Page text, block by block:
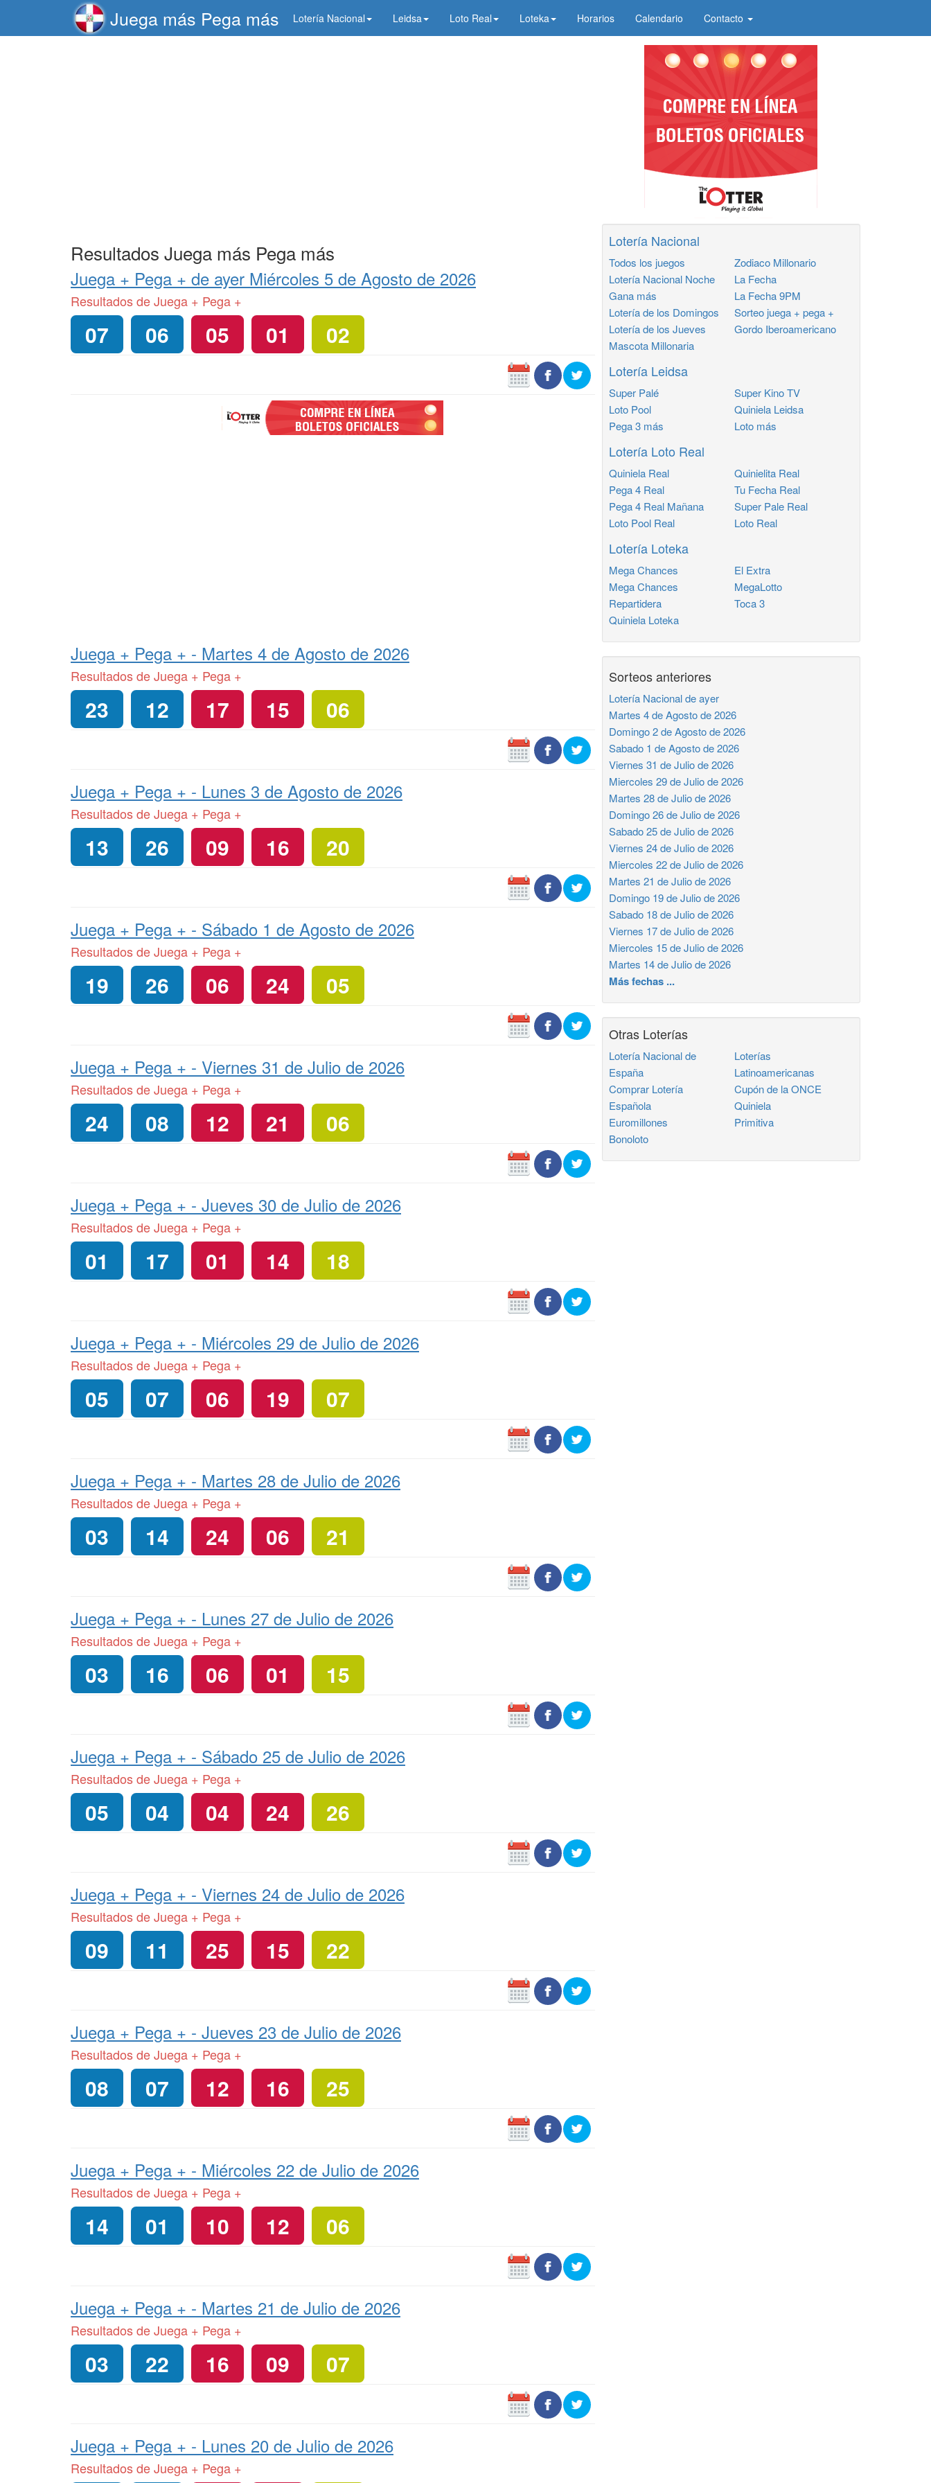
Juega más Pega más Lotería Nacional Leidsa Loto Real Loteka Horarios Calendario Contacto
Resultados Juega más Pega más
Juega + Pega + de ayer Miércoles 5 de Agosto de 2026
Resultados de Juega + Pega +
07 06 05 01 02
Juega + Pega + - Martes 4 de Agosto de 2026
Resultados de Juega + Pega +
23 12 17 15 06
Juega + Pega + - Lunes 3 de Agosto de 2026
Resultados de Juega + Pega +
13 26 09 16 20
Juega + Pega + - Sábado 1 de Agosto de 2026
Resultados de Juega + Pega +
19 26 06 24 05
Juega + Pega + - Viernes 31 de Julio de 2026
Resultados de Juega + Pega +
24 08 12 21 06
Juega + Pega + - Jueves 30 de Julio de 2026
Resultados de Juega + Pega +
01 17 01 14 18
Juega + Pega + - Miércoles 29 de Julio de 2026
Resultados de Juega + Pega +
05 07 06 19 07
Juega + Pega + - Martes 28 de Julio de 2026
Resultados de Juega + Pega +
03 14 24 06 21
Juega + Pega + - Lunes 27 de Julio de 2026
Resultados de Juega + Pega +
03 16 06 01 15
Juega + Pega + - Sábado 25 de Julio de 2026
Resultados de Juega + Pega +
05 04 04 24 26
Juega + Pega + - Viernes 24 de Julio de 2026
Resultados de Juega + Pega +
09 11 25 15 22
Juega + Pega + - Jueves 23 de Julio de 2026
Resultados de Juega + Pega +
08 07 12 16 25
Juega + Pega + - Miércoles 22 de Julio de 2026
Resultados de Juega + Pega +
14 01 10 12 06
Juega + Pega + - Martes 21 de Julio de 2026
Resultados de Juega + Pega +
03 22 16 09 07
Juega + Pega + - Lunes 20 de Julio de 2026
Resultados de Juega + Pega +
Lotería Nacional
Todos los juegos
Lotería Nacional Noche
Gana más
Lotería de los Domingos
Lotería de los Jueves
Mascota Millonaria
Zodiaco Millonario
La Fecha
La Fecha 9PM
Sorteo juega + pega +
Gordo Iberoamericano
Lotería Leidsa
Super Palé
Loto Pool
Pega 3 más
Super Kino TV
Quiniela Leidsa
Loto más
Lotería Loto Real
Quiniela Real
Pega 4 Real
Pega 4 Real Mañana
Loto Pool Real
Quinielita Real
Tu Fecha Real
Super Pale Real
Loto Real
Lotería Loteka
Mega Chances
Mega Chances
Repartidera
Quiniela Loteka
El Extra
MegaLotto
Toca 3
Sorteos anteriores
Lotería Nacional de ayer
Martes 4 de Agosto de 2026
Domingo 2 de Agosto de 2026
Sabado 1 de Agosto de 2026
Viernes 31 de Julio de 2026
Miercoles 29 de Julio de 2026
Martes 28 de Julio de 2026
Domingo 26 de Julio de 2026
Sabado 25 de Julio de 2026
Viernes 24 de Julio de 2026
Miercoles 22 de Julio de 2026
Martes 21 de Julio de 2026
Domingo 19 de Julio de 2026
Sabado 18 de Julio de 2026
Viernes 17 de Julio de 2026
Miercoles 15 de Julio de 2026
Martes 14 de Julio de 2026
Más fechas ...
Otras Loterías
Lotería Nacional de
España
Comprar Lotería
Española
Euromillones
Bonoloto
Loterías
Latinoamericanas
Cupón de la ONCE
Quiniela
Primitiva